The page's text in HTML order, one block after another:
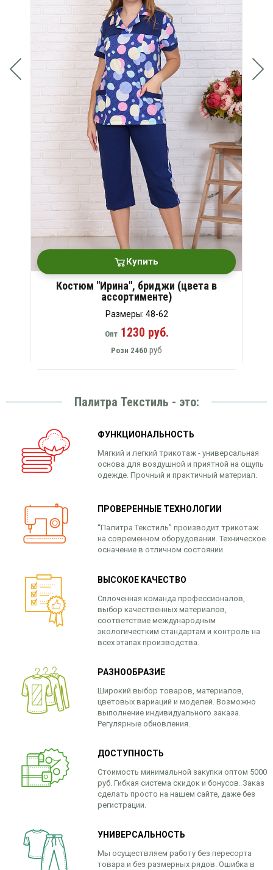
Купить
Костюм "Ирина", бриджи (цвета в
ассортименте)
Размеры: 48-62
Опт1230 руб.
Розн 2460 руб
Палитра Текстиль - это:
ФУНКЦИОНАЛЬНОСТЬ
Мягкий и легкий трикотаж - универсальная
основа для воздушной и приятной на ощупь
одежде. Прочный и практичный материал.
ПРОВЕРЕННЫЕ ТЕХНОЛОГИИ
“Палитра Текстиль” производит трикотаж
на современном оборудовании. Техническое
осначение в отличном состоянии.
ВЫСОКОЕ КАЧЕСТВО
Сплоченная команда профессионалов,
выбор качественных материалов,
соответствие международным
экологичестким стандартам и контроль на
всех этапах производства.
РАЗНООБРАЗИЕ
Широкий выбор товаров, материалов,
цветовых вариаций и моделей. Возможно
выполнение индивидуального заказа.
Регулярные обновления.
ДОСТУПНОСТЬ
Стоимость минимальной закупки оптом 5000
руб. Гибкая система скидок и бонусов. Заказ
сделать просто на нашем сайте, даже без
регистрации.
УНИВЕРСАЛЬНОСТЬ
Мы осуществляем работу без пересорта
товара и без размерных рядов. Ошибка в